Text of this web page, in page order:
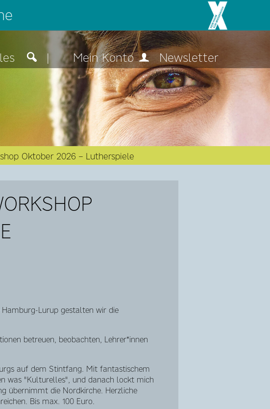
| Mein Konto Newsletter
Oktober 2026 – Lutherspiele
Lurup gestalten wir die
betreuen, beobachten, Lehrer*innen
auf dem Stintfang. Mit fantastischem
was "Kulturelles", und danach lockt mich
übernimmt die Nordkirche. Herzliche
Bis max. 100 Euro.